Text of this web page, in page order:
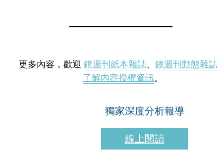
更多內容，歡迎 鏡週刊紙本雜誌、 鏡週刊動態雜誌
了解內容授權資訊。
獨家深度分析報導
線上閱讀